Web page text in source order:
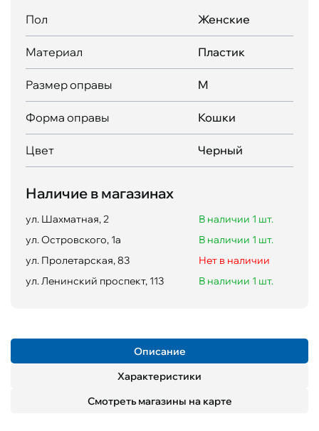
Пол Женские
Материал Пластик
Размер оправы M
Форма оправы Кошки
Цвет Черный
Наличие в магазинах
ул. Шахматная, 2
В наличии 1 шт.
ул. Островского, 1а
В наличии 1 шт.
ул. Пролетарская, 83
Нет в наличии
ул. Ленинский проспект, 113
В наличии 1 шт.
Описание
Характеристики
Смотреть магазины на карте